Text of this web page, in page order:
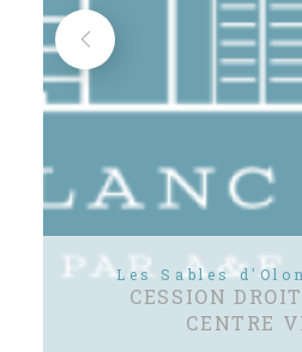
Les Sables
CESSION
CENTRE